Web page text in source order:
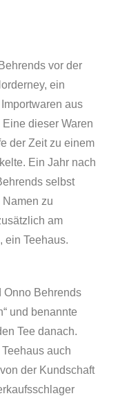
vor der
ein
aus
dieser Waren
der Zeit zu einem
Ein Jahr nach
selbst
zu
am
ein Teehaus.
Onno Behrends
und benannte
Tee danach.
auch
der Kundschaft